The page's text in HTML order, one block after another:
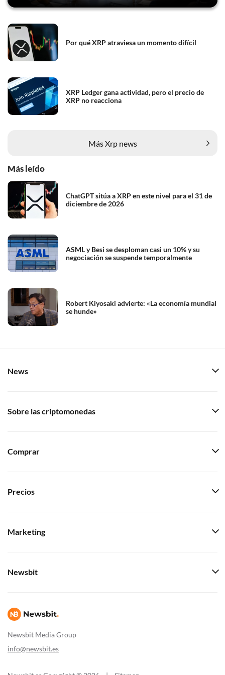
Por qué XRP atraviesa un momento difícil
XRP Ledger gana actividad, pero el precio de
XRP no reacciona
Más Xrp news
Más leído
ChatGPT sitúa a XRP en este nivel para el 31 de
diciembre de 2026
ASML y Besi se desploman casi un 10% y su
negociación se suspende temporalmente
Robert Kiyosaki advierte: «La economía mundial
se hunde»
Newsbit Media Group
info@newsbit.es
News
Sobre las criptomonedas
Comprar
Precios
Marketing
Newsbit